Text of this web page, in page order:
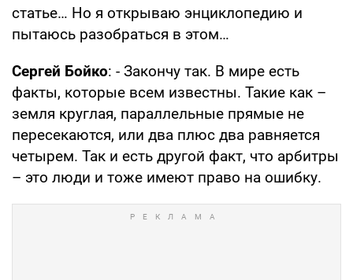
статье… Но я открываю энциклопедию и
пытаюсь разобраться в этом…
Сергей Бойко: - Закончу так. В мире есть
факты, которые всем известны. Такие как –
земля круглая, параллельные прямые не
пересекаются, или два плюс два равняется
четырем. Так и есть другой факт, что арбитры
– это люди и тоже имеют право на ошибку.